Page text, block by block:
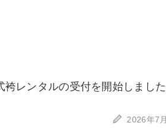
レンタルの受付を開始しました
2026年7